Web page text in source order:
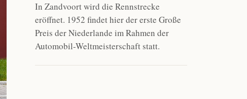
In Zandvoort wird die Rennstrecke
eröffnet. 1952 findet hier der erste Große
Preis der Niederlande im Rahmen der
Automobil-Weltmeisterschaft statt.